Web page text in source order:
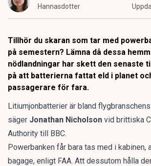
Hannasdotter
Tillhör du skaran som tar med
på semestern? Lämna då dessa
nödlandningar har skett den senaste
på att batterierna fattat eld i planet
passagerare för fara.
Litiumjonbatterier är bland
säger Jonathan Nicholson vid brittiska
Authority till BBC.
Powerbanken får bara tas med i kabinen,
bagage, enligt FAA. Att dessutom hålla